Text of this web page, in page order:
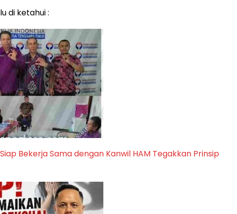
di ketahui :
Bekerja Sama dengan Kanwil HAM Tegakkan Prinsip